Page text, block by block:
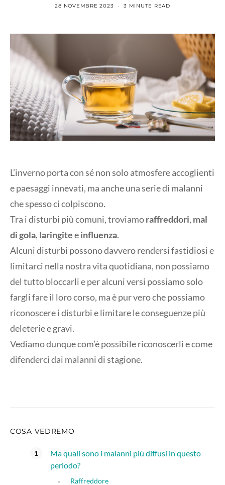
28 NOVEMBRE 2023 3 MINUTE READ
L’inverno porta con sé non solo atmosfere accoglienti
e paesaggi innevati, ma anche una serie di malanni
che spesso ci colpiscono.
Tra i disturbi più comuni, troviamoraffreddori, mal
di gola, laringiteeinfluenza.
Alcuni disturbi possono davvero rendersi fastidiosi e
limitarci nella nostra vita quotidiana, non possiamo
del tutto bloccarli e per alcuni versi possiamo solo
fargli fare il loro corso, ma è pur vero che possiamo
riconoscere i disturbi e limitare le conseguenze più
deleterie e gravi.
Vediamo dunque com’è possibile riconoscerli e come
difenderci dai malanni di stagione.
COSA VEDREMO
Ma quali sono i malanni più diffusi in questo
periodo?
Raffreddore